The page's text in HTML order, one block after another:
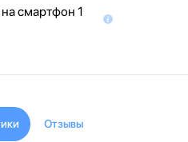
на смартфон 1
Отзывы